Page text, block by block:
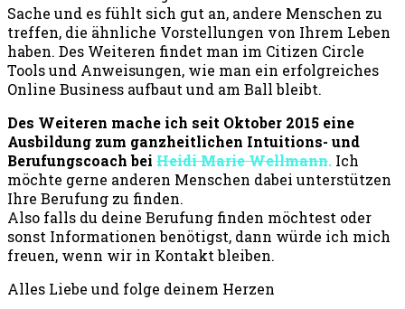
Sache und es fühlt sich gut an, andere Menschen zu
treffen, die ähnliche Vorstellungen von Ihrem Leben
haben. Des Weiteren findet man im Citizen Circle
Tools und Anweisungen, wie man ein erfolgreiches
Online Business aufbaut und am Ball bleibt.
Des Weiteren mache ich seit Oktober 2015 eine
Ausbildung zum ganzheitlichen Intuitions- und
Berufungscoach bei Heidi Marie Wellmann. Ich
möchte gerne anderen Menschen dabei unterstützen
Ihre Berufung zu finden.
Also falls du deine Berufung finden möchtest oder
sonst Informationen benötigst, dann würde ich mich
freuen, wenn wir in Kontakt bleiben.
Alles Liebe und folge deinem Herzen